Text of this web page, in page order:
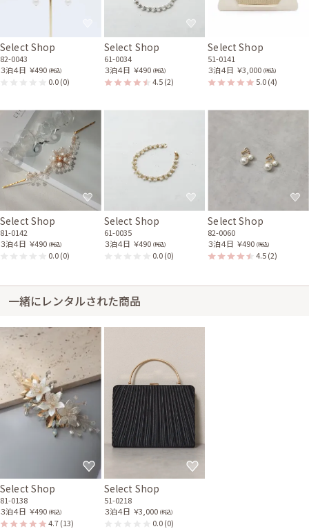
Select Shop
82-0043
３泊４日 ￥490 (税込)
0.0(0)
Select Shop
61-0034
３泊４日 ￥490 (税込)
4.5(2)
Select Shop
51-0141
３泊４日 ￥3,000 (税込)
5.0(4)
Select Shop
81-0142
３泊４日 ￥490 (税込)
0.0(0)
Select Shop
61-0035
３泊４日 ￥490 (税込)
0.0(0)
Select Shop
82-0060
３泊４日 ￥490 (税込)
4.5(2)
一緒にレンタルされた商品
Select Shop
81-0138
３泊４日 ￥490 (税込)
4.7(13)
Select Shop
51-0218
３泊４日 ￥3,000 (税込)
0.0(0)